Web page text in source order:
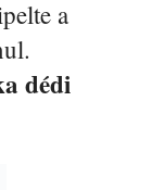
a
dédi